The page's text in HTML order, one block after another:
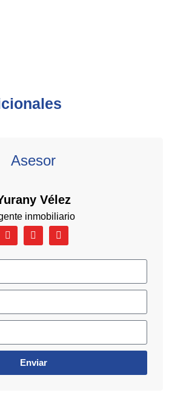
Asesor
Vélez
inmobiliario
Enviar